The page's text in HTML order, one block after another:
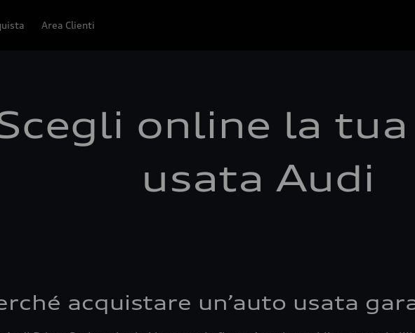
Area Clienti
online la
usata Audi
acquistare un’auto usata